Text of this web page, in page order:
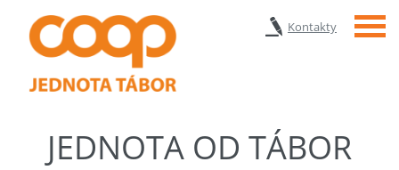
Kontakty Menu
JEDNOTA OD TÁBOR